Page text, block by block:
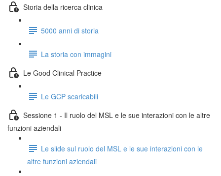
Storia della ricerca clinica
5000 anni di storia
La storia con immagini
Le Good Clinical Practice
Le GCP scaricabili
Sessione 1 - Il ruolo del MSL e le sue interazioni con le altre
funzioni aziendali
Le slide sul ruolo del MSL e le sue interazioni con le
altre funzioni aziendali